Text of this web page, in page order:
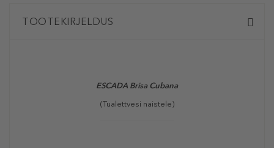
TOOTEKIRJELDUS
ESCADA Brisa Cubana
(Tualettvesi naistele)